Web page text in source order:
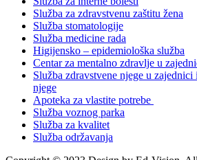
Služba za zdravstvenu zaštitu žena
Služba stomatologije
Služba medicine rada
Higijensko – epidemiološka služba
Centar za mentalno zdravlje u
Služba zdravstvene njege u
njege
Apoteka za vlastite potrebe
Služba voznog parka
Služba za kvalitet
Služba održavanja